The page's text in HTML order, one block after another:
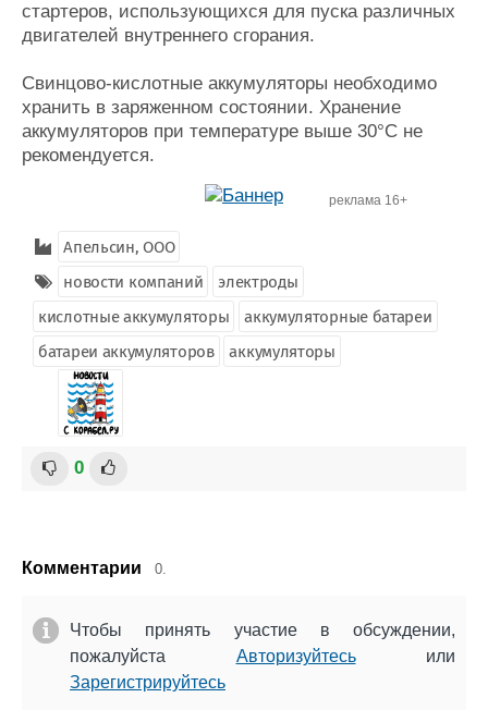
стартеров, использующихся для пуска различных
двигателей внутреннего сгорания.
Свинцово-кислотные аккумуляторы необходимо
хранить в заряженном состоянии. Хранение
аккумуляторов при температуре выше 30°С не
рекомендуется.
реклама 16+
Апельсин, ООО
новости компаний
электроды
кислотные аккумуляторы
аккумуляторные батареи
батареи аккумуляторов
аккумуляторы
0
Комментарии 0.
Чтобы принять участие в обсуждении,
пожалуйста Авторизуйтесьили
Зарегистрируйтесь